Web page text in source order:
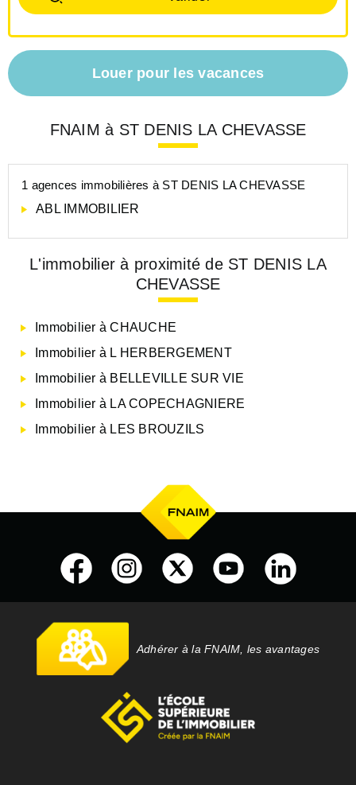
Louer pour les vacances
FNAIM à ST DENIS LA CHEVASSE
1 agences immobilières à ST DENIS LA CHEVASSE
ABL IMMOBILIER
L'immobilier à proximité de ST DENIS LA
CHEVASSE
Immobilier à CHAUCHE
Immobilier à L HERBERGEMENT
Immobilier à BELLEVILLE SUR VIE
Immobilier à LA COPECHAGNIERE
Immobilier à LES BROUZILS
Adhérer à la FNAIM, les avantages